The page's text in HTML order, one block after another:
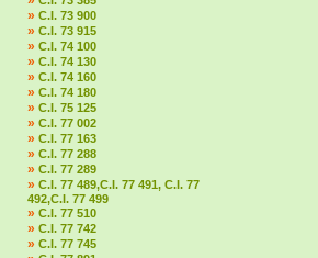
» C.I. 73 900
» C.I. 73 915
» C.I. 74 100
» C.I. 74 130
» C.I. 74 160
» C.I. 74 180
» C.I. 75 125
» C.I. 77 002
» C.I. 77 163
» C.I. 77 288
» C.I. 77 289
» C.I. 77 489,C.I. 77 491, C.I. 77
492,C.I. 77 499
» C.I. 77 510
» C.I. 77 742
» C.I. 77 745